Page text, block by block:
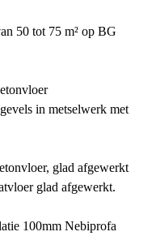
50 tot 75 m² op BG
in metselwerk met
glad afgewerkt
glad afgewerkt.
100mm Nebiprofa